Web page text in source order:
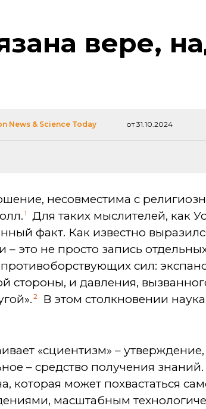
вере,
News & Science Today от 31.10.2024
несовместима с
1
Для таких мыслителей, как
факт. Как известно
это не просто запись
сил:
стороны, и давления,
2
В этом столкновении
«сциентизм» –
– средство получения
которая может похвастаться
масштабным